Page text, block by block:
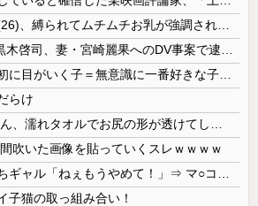
らけ
吹いた画像を貼っていくスレｗｗｗｗ
子猫の取っ組み合い！